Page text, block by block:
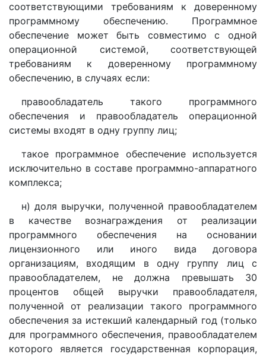
соответствующими требованиям к доверенному
программному обеспечению. Программное
обеспечение может быть совместимо с одной
операционной системой, соответствующей
требованиям к доверенному программному
обеспечению, в случаях если:
правообладатель такого программного
обеспечения и правообладатель операционной
системы входят в одну группу лиц;
такое программное обеспечение используется
исключительно в составе программно-аппаратного
комплекса;
н) доля выручки, полученной правообладателем
в качестве вознаграждения от реализации
программного обеспечения на основании
лицензионного или иного вида договора
организациям, входящим в одну группу лиц с
правообладателем, не должна превышать 30
процентов общей выручки правообладателя,
полученной от реализации такого программного
обеспечения за истекший календарный год (только
для программного обеспечения, правообладателем
которого является государственная корпорация,